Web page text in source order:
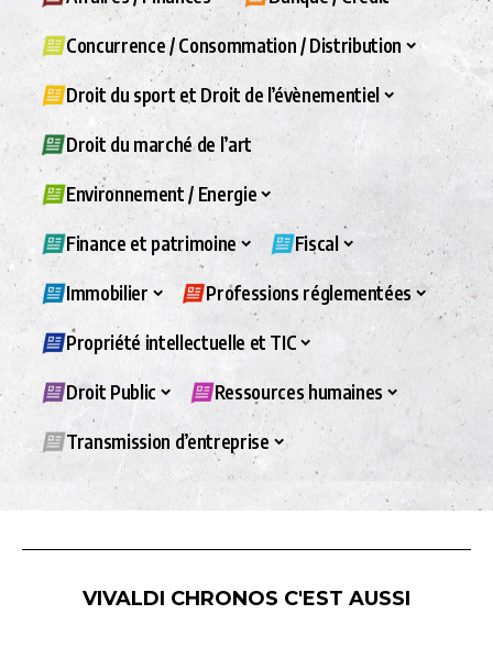
Concurrence / Consommation / Distribution
Droit du sport et Droit de l’évènementiel
Droit du marché de l’art
Environnement / Energie
Finance et patrimoine Fiscal
Immobilier Professions réglementées
Propriété intellectuelle et TIC
Droit Public Ressources humaines
Transmission d’entreprise
VIVALDI CHRONOS C'EST AUSSI